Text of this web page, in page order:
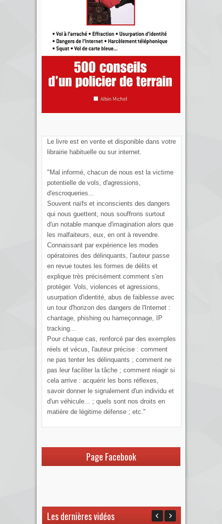
Le livre est en vente et disponible dans votre
librairie habituelle ou sur internet.
"Mal informé, chacun de nous est la victime
potentielle de vols, d'agressions,
d'escroqueries...
Souvent naïfs et inconscients des dangers
qui nous guettent, nous souffrons surtout
d'un notable manque d'imagination alors que
les malfaiteurs, eux, en ont à revendre.
Connaissant par expérience les modes
opératoires des délinquants, l'auteur passe
en revue toutes les formes de délits et
explique très précisément comment s'en
protéger. Vols, violences et agressions,
usurpation d'identité, abus de faiblesse avec
un tour d'horizon des dangers de l'Internet :
chantage, phishing ou hameçonnage, IP
tracking...
Pour chaque cas, renforcé par des exemples
réels et vécus, l'auteur précise : comment
ne pas tenter les délinquants ; comment ne
pas leur faciliter la tâche ; comment réagir si
cela arrive : acquérir les bons réflexes,
savoir donner le signalement d'un individu et
d'un véhicule... ; quels sont nos droits en
matière de légitime défense ; etc."
Page Facebook
Les dernières vidéos